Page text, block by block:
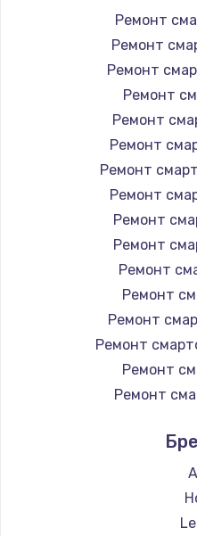
Замена
Замена
Ремонт
Ремонт
Ремонт
Ремонт
Ремонт
Ремонт
Ремонт
Ремонт
Ремонт
Ремонт
Ремонт
Ремонт
Ремонт
Ремонт
Ремонт
Ремонт
Ремонт
Ремонт
Ремонт
Ремонт